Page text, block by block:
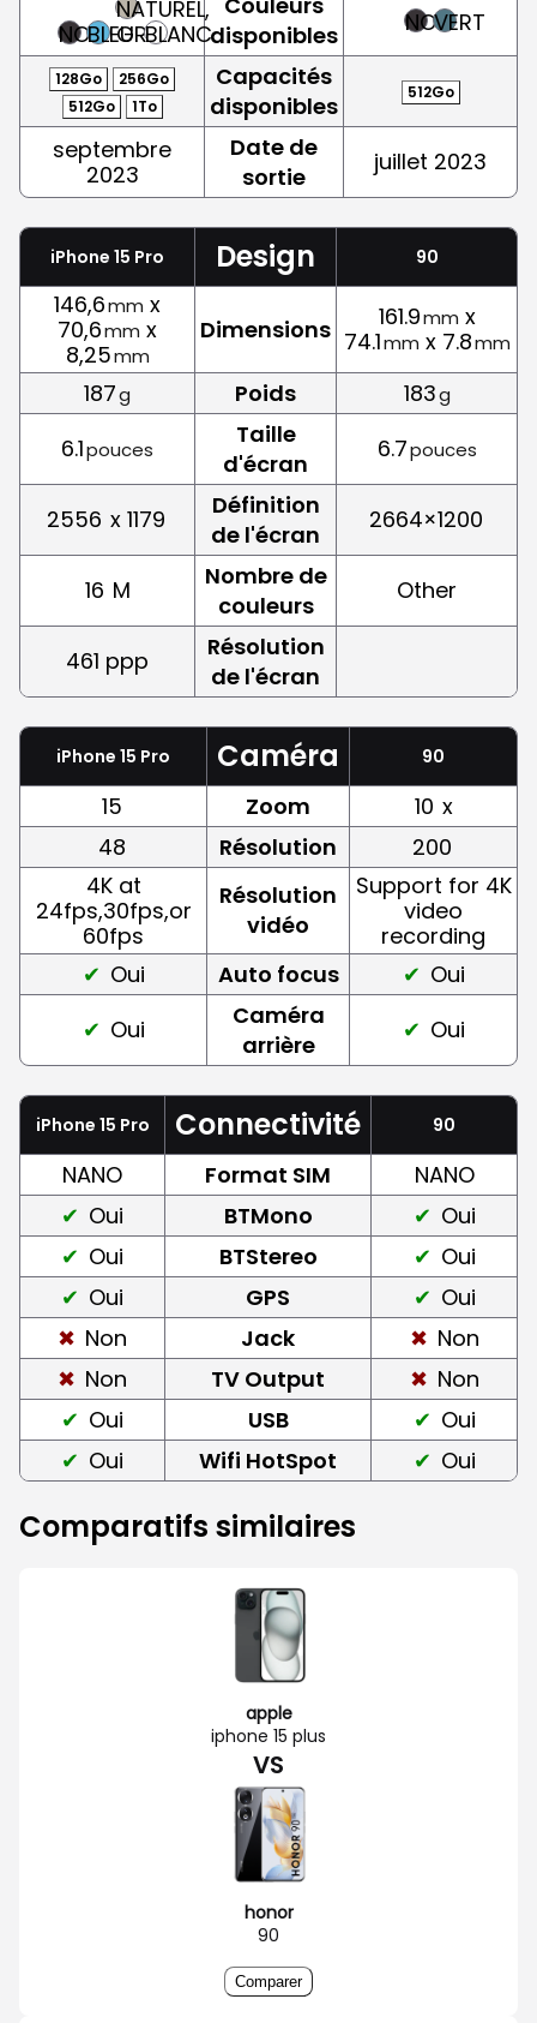
NOIRBLEU
NATUREL,
GRISBLANCdisponibles
NOIRVERT
128Go
256Go
512Go
1To
Capacités
disponibles
512Go
septembre
2023
Date de
sortie
juillet 2023
iPhone 15 Pro Design 90
146,6mm x
70,6mm x
8,25mm
Dimensions 161.9mm x
74.1mm x 7.8mm
187g Poids 183g
6.1pouces
Taille
d'écran
6.7pouces
2556 x 1179
Définition
de l'écran
2664×1200
16 M
Nombre de
couleurs
Other
461 ppp
Résolution
de l'écran
iPhone 15 Pro Caméra 90
15 Zoom 10 x
48
Résolution
200
4K at
24fps,30fps,or
60fps
Résolution
vidéo
Support for 4K
video
recording
Oui
Auto focus
Oui
Oui
Caméra
arrière
Oui
iPhone 15 Pro Connectivité 90
NANO Format SIM
NANO
Oui
BTMono
Oui
Oui
BTStereo
Oui
Oui
GPS
Oui
Non
Jack
Non
Non
TV Output
Non
Oui
USB
Oui
Oui
Wifi HotSpot Oui
Comparatifs similaires
apple
iphone 15 plus
VS
honor
90
Comparer